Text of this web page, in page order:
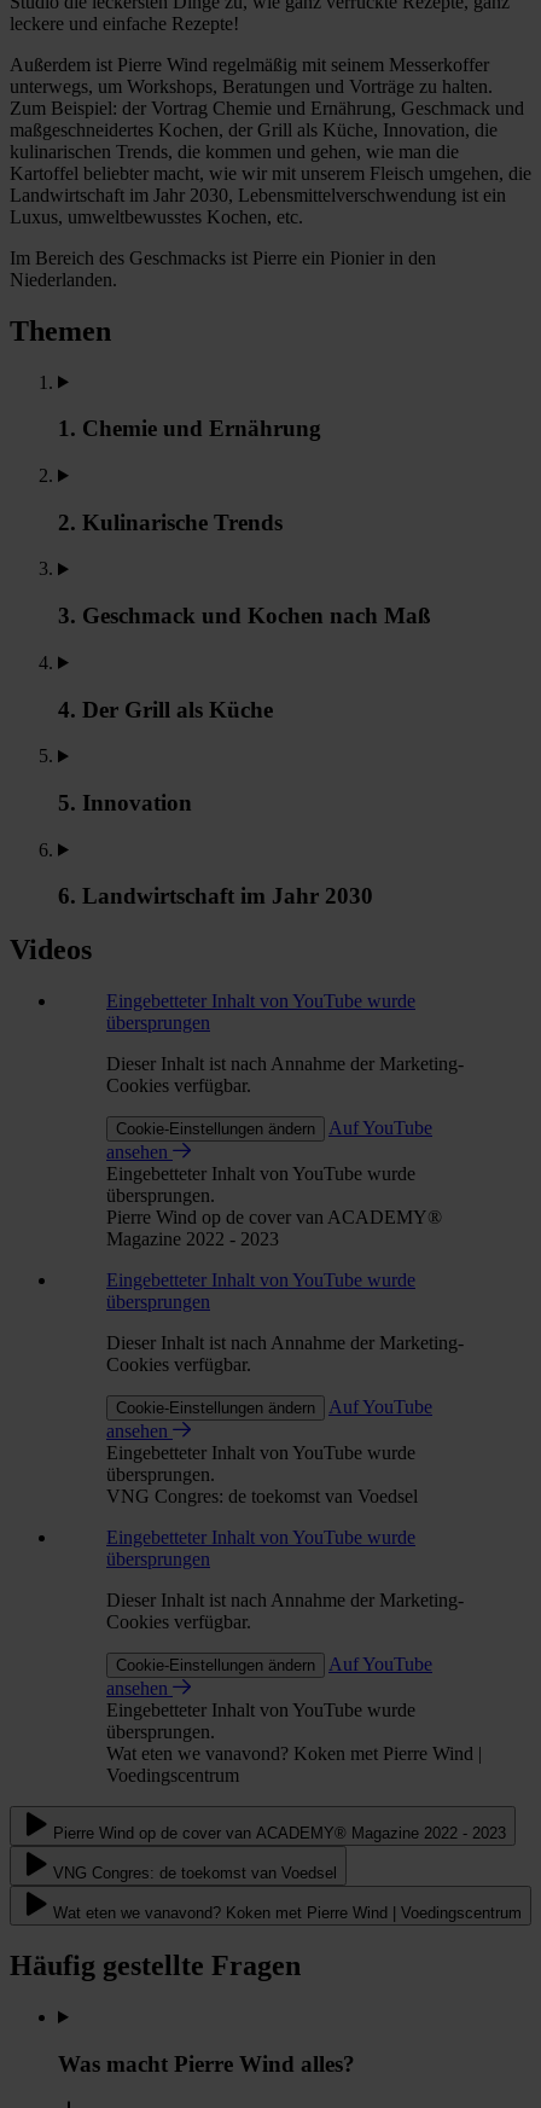
leckere und einfache Rezepte!
Außerdem ist Pierre Wind regelmäßig mit seinem Messerkoffer
unterwegs, um Workshops, Beratungen und Vorträge zu halten.
Zum Beispiel: der Vortrag Chemie und Ernährung, Geschmack und
maßgeschneidertes Kochen, der Grill als Küche, Innovation, die
kulinarischen Trends, die kommen und gehen, wie man die
Kartoffel beliebter macht, wie wir mit unserem Fleisch umgehen, die
Landwirtschaft im Jahr 2030, Lebensmittelverschwendung ist ein
Luxus, umweltbewusstes Kochen, etc.
Im Bereich des Geschmacks ist Pierre ein Pionier in den
Niederlanden.
Themen
1. Chemie und Ernährung
2. Kulinarische Trends
3. Geschmack und Kochen nach Maß
4. Der Grill als Küche
5. Innovation
6. Landwirtschaft im Jahr 2030
Videos
Eingebetteter Inhalt von YouTube wurde
übersprungen
Dieser Inhalt ist nach Annahme der Marketing-
Cookies verfügbar.
Cookie-Einstellungen ändern
Auf YouTube
ansehen
Eingebetteter Inhalt von YouTube wurde
übersprungen.
Pierre Wind op de cover van ACADEMY®
Magazine 2022 - 2023
Eingebetteter Inhalt von YouTube wurde
übersprungen
Dieser Inhalt ist nach Annahme der Marketing-
Cookies verfügbar.
Cookie-Einstellungen ändern
Auf YouTube
ansehen
Eingebetteter Inhalt von YouTube wurde
übersprungen.
VNG Congres: de toekomst van Voedsel
Eingebetteter Inhalt von YouTube wurde
übersprungen
Dieser Inhalt ist nach Annahme der Marketing-
Cookies verfügbar.
Cookie-Einstellungen ändern
Auf YouTube
ansehen
Eingebetteter Inhalt von YouTube wurde
übersprungen.
Wat eten we vanavond? Koken met Pierre Wind |
Voedingscentrum
Pierre Wind op de cover van ACADEMY® Magazine 2022 - 2023
VNG Congres: de toekomst van Voedsel
Wat eten we vanavond? Koken met Pierre Wind | Voedingscentrum
Häufig gestellte Fragen
Was macht Pierre Wind alles?